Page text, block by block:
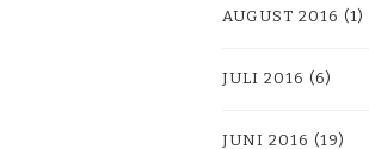
AUGUST 2016 (1)
JULI 2016 (6)
JUNI 2016 (19)